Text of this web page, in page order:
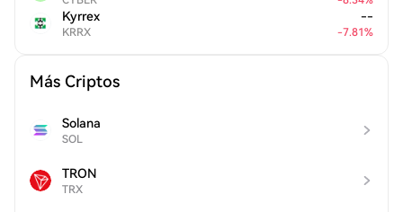
Kyrrex
KRRX
--
-7.81%
Más Criptos
Solana
SOL
TRON
TRX